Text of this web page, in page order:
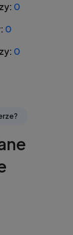
0
0
0